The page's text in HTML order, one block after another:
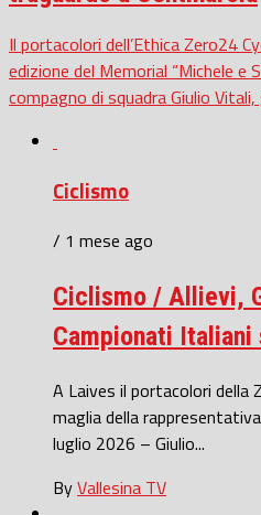
Il portacolori dell’Ethica Zero24
edizione del Memorial “Michele e
compagno di squadra Giulio
Ciclismo
/ 1 mese ago
Ciclismo / Allievi,
Campionati Italiani
A Laives il portacolori della
maglia della
luglio 2026 – Giulio...
ByVallesina TV